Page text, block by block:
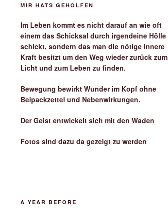
MIR HATS GEHOLFEN
Im Leben kommt es nicht darauf an wie oft
einem das Schicksal durch irgendeine Hölle
schickt, sondern das man die nötige innere
Kraft besitzt um den Weg wieder zurück zum
Licht und zum Leben zu finden.
Bewegung bewirkt Wunder im Kopf ohne
Beipackzettel und Nebenwirkungen.
Der Geist entwickelt sich mit den Waden
Fotos sind dazu da gezeigt zu werden
A YEAR BEFORE